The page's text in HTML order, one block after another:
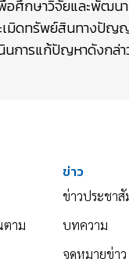
ศึกษาวิจัยและพัฒนา
มิดทรัพย์สินทางปัญ
นการแก้ปัญหาดังกล่
ตาม
ข่าว
ข่าวประชา
บทความ
จดหมายข่าว